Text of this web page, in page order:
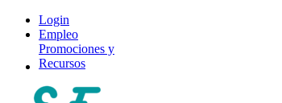
Login
Empleo
Promociones y
Recursos